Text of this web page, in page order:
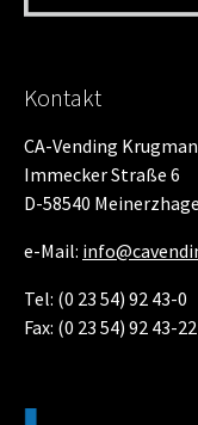
Kontakt
CA-Vending
Immecker Straße 6
D-58540
e-Mail:
Tel: (0 23 54) 92 43-0
Fax: (0 23 54) 92 43-22